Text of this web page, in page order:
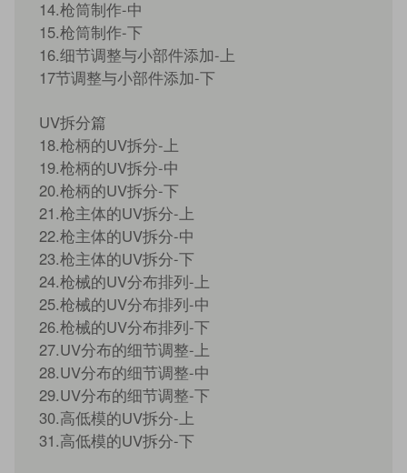
14.枪筒制作-中
15.枪筒制作-下
16.细节调整与小部件添加-上
17节调整与小部件添加-下
UV拆分篇
18.枪柄的UV拆分-上
19.枪柄的UV拆分-中
20.枪柄的UV拆分-下
21.枪主体的UV拆分-上
22.枪主体的UV拆分-中
23.枪主体的UV拆分-下
24.枪械的UV分布排列-上
25.枪械的UV分布排列-中
26.枪械的UV分布排列-下
27.UV分布的细节调整-上
28.UV分布的细节调整-中
29.UV分布的细节调整-下
30.高低模的UV拆分-上
31.高低模的UV拆分-下